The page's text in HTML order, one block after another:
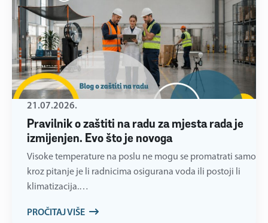
Pravilnik o zaštiti na radu za mjesta rada je
izmijenjen. Evo što je novoga
21.07.2026.
Visoke temperature na poslu ne mogu se promatrati samo
kroz pitanje je li radnicima osigurana voda ili postoji li
klimatizacija.…
PROČITAJ VIŠE